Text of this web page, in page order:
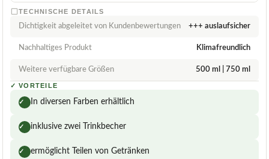
TECHNISCHE DETAILS
Dichtigkeit abgeleitet von Kundenbewertungen +++ auslaufsicher
Nachhaltiges Produkt Klimafreundlich
Weitere verfügbare Größen 500 ml | 750 ml
✓ VORTEILE
✓ In diversen Farben erhältlich
✓ inklusive zwei Trinkbecher
✓ ermöglicht Teilen von Getränken